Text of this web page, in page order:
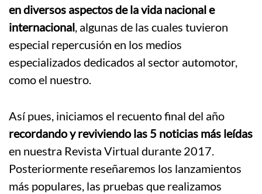
en diversos aspectos de la vida nacional e
internacional, algunas de las cuales tuvieron
especial repercusión en los medios
especializados dedicados al sector automotor,
como el nuestro.
Así pues, iniciamos el recuento final del año
recordando y reviviendo las 5 noticias más leídas
en nuestra Revista Virtual durante 2017.
Posteriormente reseñaremos los lanzamientos
más populares, las pruebas que realizamos